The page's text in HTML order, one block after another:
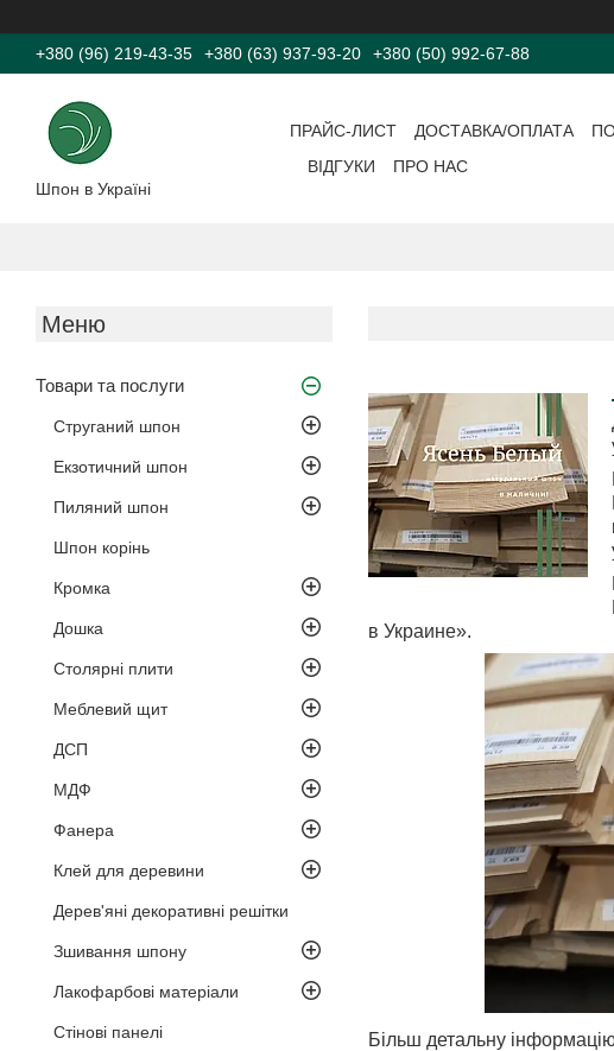
+380 (96) 219-43-35 +380 (63) 937-93-20 +380 (50) 992-67-88
Шпон в Україні
ПРАЙС-ЛИСТ ДОСТАВКА/ОПЛАТА
ВІДГУКИ
ПРО НАС
Товари та послуги
Струганий шпон
Екзотичний шпон
Пиляний шпон
Шпон корінь
Кромка
Дошка
Столярні плити
Меблевий щит
ДСП
МДФ
Фанера
Клей для деревини
Дерев'яні декоративні решітки
Зшивання шпону
Лакофарбові матеріали
Стінові панелі
в Украине».
Більш детальну